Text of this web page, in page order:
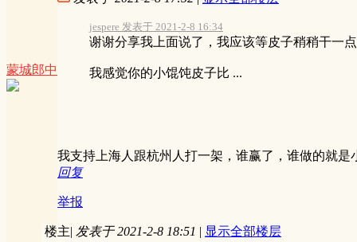
蒙城郎中
jespere 发表于 2021-2-8 16:34
谢谢分享我上面说了，我应该等皮子稍稍干一
我感觉你的小馄饨皮子比 ...
我支持上海人跟杭州人打一架，谁赢了，谁做的就是
回复
举报
楼主| 发表于 2021-2-8 18:51 | 显示全部楼层